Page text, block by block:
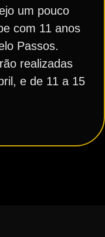
um pouco
com 11 anos
Passos.
realizadas
e de 11 a 15